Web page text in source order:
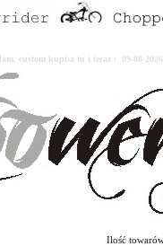
custom kupisz tu i teraz : 09-08-
Ilość